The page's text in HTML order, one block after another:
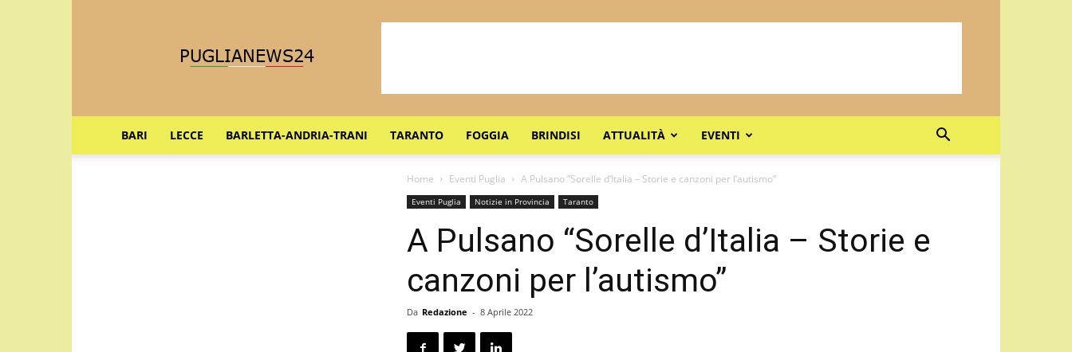
BARI LECCE BARLETTA-ANDRIA-TRANI TARANTO FOGGIA BRINDISI ATTUALITÀ EVENTI
Home Eventi Puglia A Pulsano “Sorelle d’Italia – Storie e canzoni per l’autismo”
Eventi Puglia Notizie in Provincia Taranto
A Pulsano “Sorelle d’Italia – Storie e
canzoni per l’autismo”
Da Redazione - 8 Aprile 2022